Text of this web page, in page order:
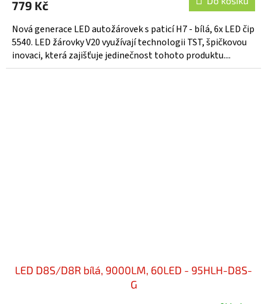
779 Kč
Nová generace LED autožárovek s paticí H7 - bílá, 6x LED čip
5540. LED žárovky V20 využívají technologii TST, špičkovou
inovaci, která zajišťuje jedinečnost tohoto produktu....
LED D8S/D8R bílá, 9000LM, 60LED - 95HLH-D8S-
G